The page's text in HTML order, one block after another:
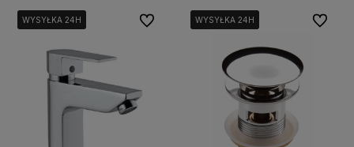
WYSYŁKA 24H
WYSYŁKA 24H
WYSYŁKA 24H Do ulubionychWYSYŁKA 24H
WYSYŁKA 24H
WYSYŁKA 24H Do